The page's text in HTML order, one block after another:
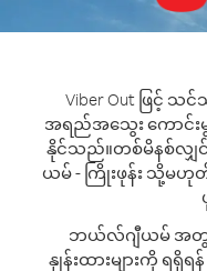
Viber Out ဖြင့်
အရည်အသွေး ကောင်းမွ
နိုင်သည်။တစ်မိနစ်လျှ
ယမ် - ကြိုးဖုန်း သို့မ
ဘယ်လ်ဂျီယမ် အတွ
နှုန်းထားများကို ရရှိ